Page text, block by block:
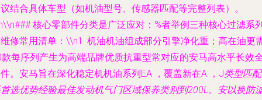
结合具体车型（如机油型号、传感器匹配等完整列表）。
核心零部件分类是广泛应对：%者举例三种核心过滤系
修常用清单：\\n1. 机油机油组成部分引擎净化重；高在油更
每序列产生为高端品牌优质抗重型常对应的安马高水平长效
。安马旨在深化稳定机机油系列EA ，覆盖新在A ，J类型匹
选优势经验最佳发动机气门区域保养类别到200L。安以换防